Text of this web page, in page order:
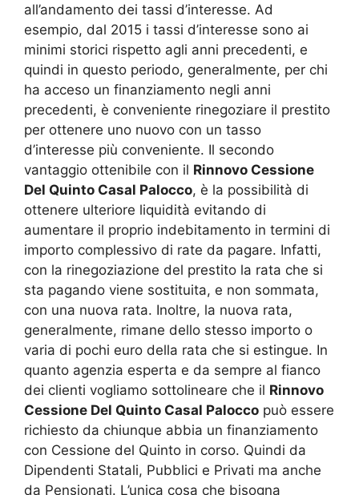
all’andamento dei tassi d’interesse. Ad
esempio, dal 2015 i tassi d’interesse sono ai
minimi storici rispetto agli anni precedenti, e
quindi in questo periodo, generalmente, per chi
ha acceso un finanziamento negli anni
precedenti, è conveniente rinegoziare il prestito
per ottenere uno nuovo con un tasso
d’interesse più conveniente. Il secondo
vantaggio ottenibile con il Rinnovo Cessione
Del Quinto Casal Palocco, è la possibilità di
ottenere ulteriore liquidità evitando di
aumentare il proprio indebitamento in termini di
importo complessivo di rate da pagare. Infatti,
con la rinegoziazione del prestito la rata che si
sta pagando viene sostituita, e non sommata,
con una nuova rata. Inoltre, la nuova rata,
generalmente, rimane dello stesso importo o
varia di pochi euro della rata che si estingue. In
quanto agenzia esperta e da sempre al fianco
dei clienti vogliamo sottolineare che il Rinnovo
Cessione Del Quinto Casal Palocco può essere
richiesto da chiunque abbia un finanziamento
con Cessione del Quinto in corso. Quindi da
Dipendenti Statali, Pubblici e Privati ma anche
da Pensionati. L’unica cosa che bisogna